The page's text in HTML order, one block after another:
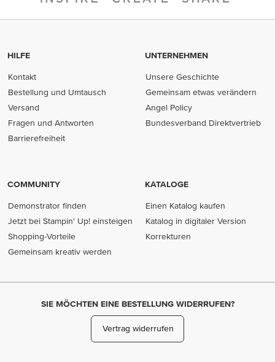
HILFE
Kontakt
Bestellung und Umtausch
Versand
Fragen und Antworten
Barrierefreiheit
UNTERNEHMEN
Unsere Geschichte
Gemeinsam etwas verändern
Angel Policy
Bundesverband Direktvertrieb
COMMUNITY
Demonstrator finden
Jetzt bei Stampin' Up! einsteigen
Shopping-Vorteile
Gemeinsam kreativ werden
KATALOGE
Einen Katalog kaufen
Katalog in digitaler Version
Korrekturen
SIE MÖCHTEN EINE BESTELLUNG WIDERRUFEN?
Vertrag widerrufen